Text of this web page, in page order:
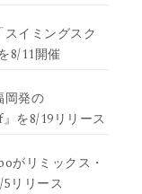
イミングスク
8/11開催
岡発の
を8/19リリース
がリミックス・
リリース